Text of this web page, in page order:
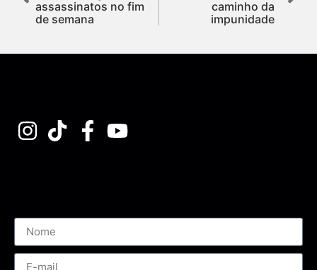
assassinatos no fim
de semana
caminho da
impunidade